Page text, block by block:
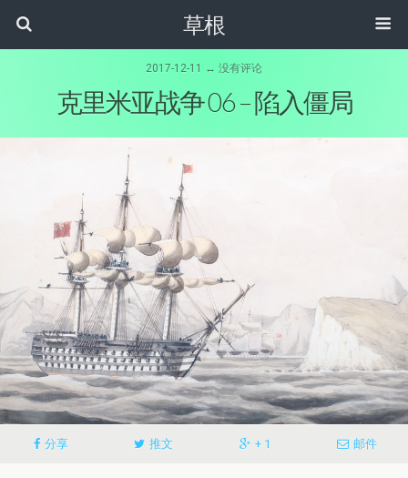
草根
2017-12-11 ↔ 没有评论
克里米亚战争 06 – 陷入僵局
分享 推文 + 1 邮件